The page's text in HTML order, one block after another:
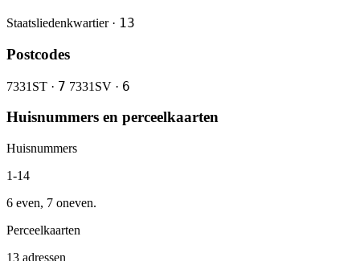
Staatsliedenkwartier · 13
Postcodes
7331ST · 7 7331SV · 6
Huisnummers en perceelkaarten
Huisnummers
1-14
6 even, 7 oneven.
Perceelkaarten
13 adressen